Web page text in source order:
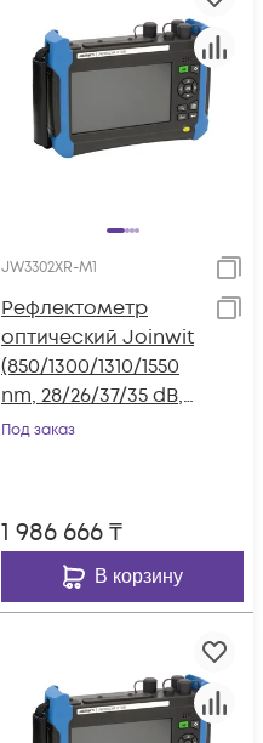
JW3302XR-M1
Рефлектометр
оптический Joinwit
(850/1300/1310/1550
nm, 28/26/37/35 dB,
VFL, OPM, OLS)
Под заказ
1 986 666₸
В корзину